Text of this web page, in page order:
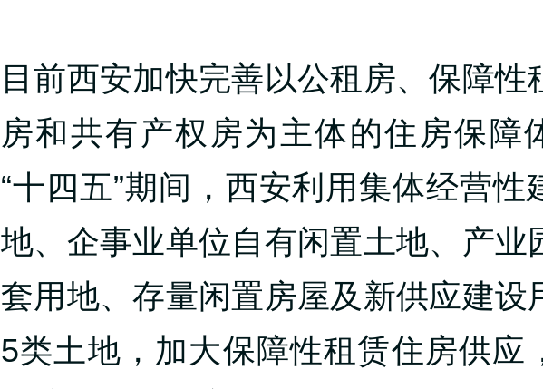
目前西安加快完善以公租房、保障性
房和共有产权房为主体的住房保障
“十四五”期间，西安利用集体经营性
地、企事业单位自有闲置土地、产业
套用地、存量闲置房屋及新供应建设
5类土地，加大保障性租赁住房供应